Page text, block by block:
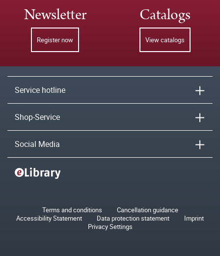
Newsletter
Register now
Catalogs
View catalogs
Service hotline
Shop-Service
Social Media
Terms and conditions
Cancellation guidance
Accessibility Statement
Data protection statement
Imprint
Privacy Settings